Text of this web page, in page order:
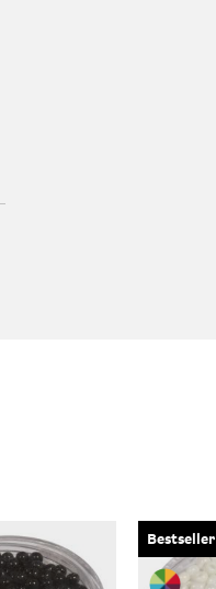
Bestseller